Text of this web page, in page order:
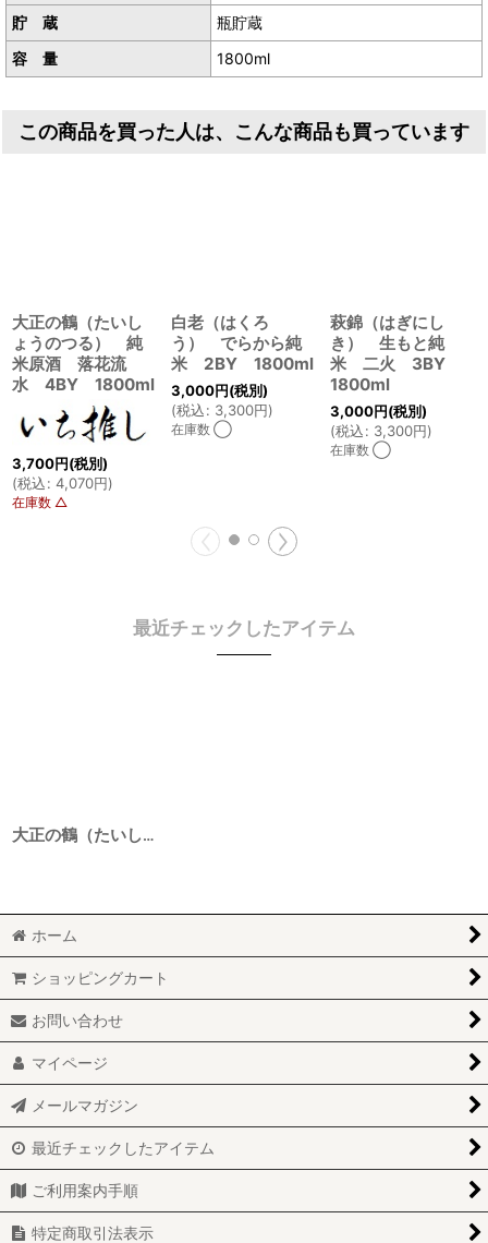
貯 蔵
瓶貯蔵
容 量
1800ml
この商品を買った人は、こんな商品も買っています
大正の鶴（たいし
ょうのつる） 純
米原酒 落花流
水 4BY 1800ml
3,700円(税別)
(税込: 4,070円)
在庫数 △
白老（はくろ
う） でらから純
米 2BY 1800ml
3,000円(税別)
(税込: 3,300円)
在庫数 ◯
萩錦（はぎにし
き） 生もと純
米 二火 3BY
1800ml
3,000円(税別)
(税込: 3,300円)
在庫数 ◯
最近チェックしたアイテム
大正の鶴（たいしょうのつる） 特別純米 RISING60（ライジング） 赤磐雄町 5BY 1800ml
ホーム
ショッピングカート
お問い合わせ
マイページ
メールマガジン
最近チェックしたアイテム
ご利用案内手順
特定商取引法表示